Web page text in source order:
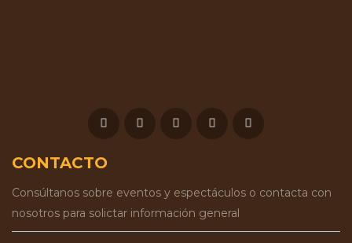
CONTACTO
Consúltanos sobre eventos y espectáculos o contacta con
nosotros para solictar información general